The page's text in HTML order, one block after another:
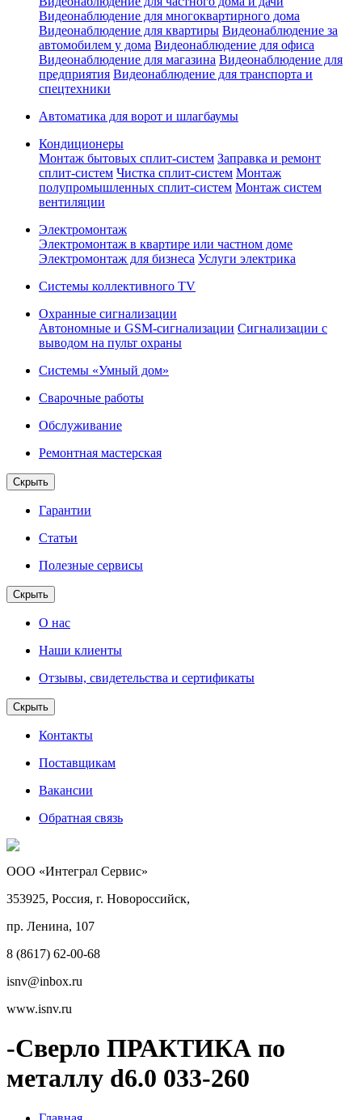
Видеонаблюдение для многоквартирного дома
Видеонаблюдение для квартиры Видеонаблюдение за
автомобилем у дома Видеонаблюдение для офиса
Видеонаблюдение для магазина Видеонаблюдение для
предприятия Видеонаблюдение для транспорта и
спецтехники
Автоматика для ворот и шлагбаумы
Кондиционеры
Монтаж бытовых сплит-систем Заправка и ремонт
сплит-систем Чистка сплит-систем Монтаж
полупромышленных сплит-систем Монтаж систем
вентиляции
Электромонтаж
Электромонтаж в квартире или частном доме
Электромонтаж для бизнеса Услуги электрика
Системы коллективного TV
Охранные сигнализации
Автономные и GSM-сигнализации Сигнализации с
выводом на пульт охраны
Системы «Умный дом»
Сварочные работы
Обслуживание
Ремонтная мастерская
Скрыть
Гарантии
Статьи
Полезные сервисы
Скрыть
О нас
Наши клиенты
Отзывы, свидетельства и сертификаты
Скрыть
Контакты
Поставщикам
Вакансии
Обратная связь
ООО «Интеграл Сервис»
353925, Россия, г. Новороссийск,
пр. Ленина, 107
8 (8617) 62-00-68
isnv@inbox.ru
www.isnv.ru
-Сверло ПРАКТИКА по
металлу d6.0 033-260